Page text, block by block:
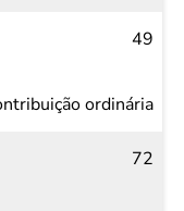
49
ordinária
72